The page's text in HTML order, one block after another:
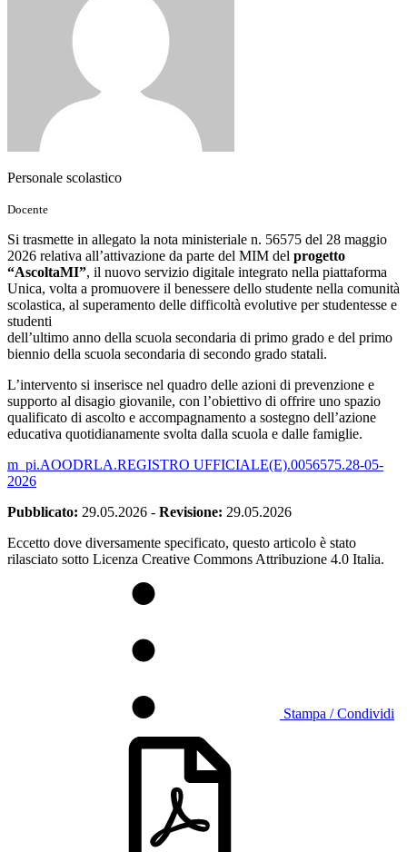
Personale scolastico
Docente
Si trasmette in allegato la nota ministeriale n. 56575 del 28 maggio
2026 relativa all’attivazione da parte del MIM del progetto
“AscoltaMI”, il nuovo servizio digitale integrato nella piattaforma
Unica, volta a promuovere il benessere dello studente nella comunità
scolastica, al superamento delle difficoltà evolutive per studentesse e
studenti
dell’ultimo anno della scuola secondaria di primo grado e del primo
biennio della scuola secondaria di secondo grado statali.
L’intervento si inserisce nel quadro delle azioni di prevenzione e
supporto al disagio giovanile, con l’obiettivo di offrire uno spazio
qualificato di ascolto e accompagnamento a sostegno dell’azione
educativa quotidianamente svolta dalla scuola e dalle famiglie.
m_pi.AOODRLA.REGISTRO UFFICIALE(E).0056575.28-05-
2026
Pubblicato: 29.05.2026 - Revisione: 29.05.2026
Eccetto dove diversamente specificato, questo articolo è stato
rilasciato sotto Licenza Creative Commons Attribuzione 4.0 Italia.
Stampa / Condividi